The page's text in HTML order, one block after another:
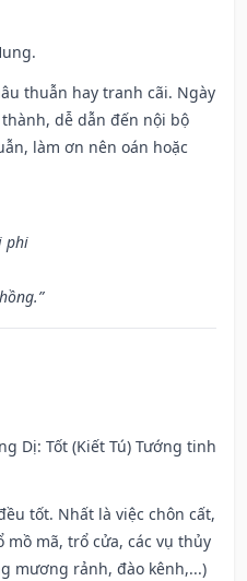
thuẫn hay tranh cãi. Ngày
dễ dẫn đến nội bộ
làm ơn nên oán hoặc
phi
Dị: Tốt (Kiết Tú) Tướng tinh
tốt. Nhất là việc chôn cất,
mã, trổ cửa, các vụ thủy
mương rảnh, đào kênh,...)